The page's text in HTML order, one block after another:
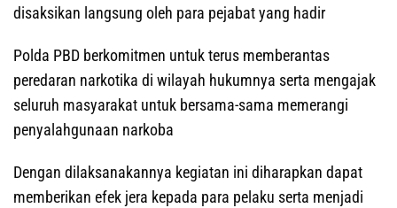
disaksikan langsung oleh para pejabat yang hadir
Polda PBD berkomitmen untuk terus memberantas
peredaran narkotika di wilayah hukumnya serta mengajak
seluruh masyarakat untuk bersama-sama memerangi
penyalahgunaan narkoba
Dengan dilaksanakannya kegiatan ini diharapkan dapat
memberikan efek jera kepada para pelaku serta menjadi